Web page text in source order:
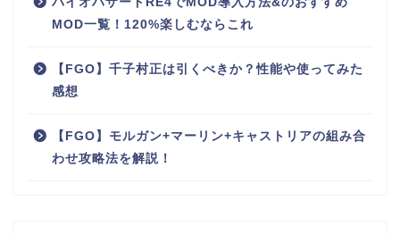
MOD一覧！120%楽しむならこれ
【FGO】千子村正は引くべきか？性能や使ってみた
感想
【FGO】モルガン+マーリン+キャストリアの組み合
わせ攻略法を解説！